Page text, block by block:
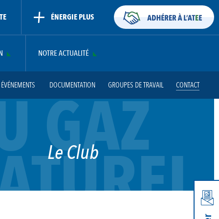
ÉNERGIE PLUS
NOTRE ACTUALITÉ
DOCUMENTATION GROUPES DE TRAVAIL CONTACT
GAZ
Le Club